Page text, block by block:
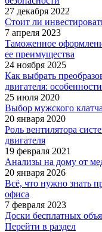
27 декабря 2022
Стоит ли
7 апреля 2023
Таможенное
ее преимущества
24 ноября 2025
Как выбрать
двигателя:
25 июля 2020
Выбор мужского клатча
20 января 2020
Роль вентилятора
двигателя
19 февраля 2021
Анализы на дому от
20 января 2026
Всё, что нужно знать
офиса
7 февраля 2023
Доски бесплатных
Перейти в раздел